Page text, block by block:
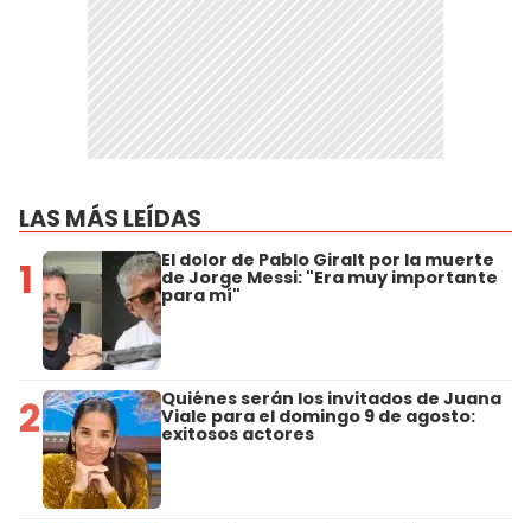
LAS MÁS LEÍDAS
1 El dolor de Pablo Giralt por la muerte
de Jorge Messi: "Era muy importante
para mí"
2 Quiénes serán los invitados de Juana
Viale para el domingo 9 de agosto:
exitosos actores